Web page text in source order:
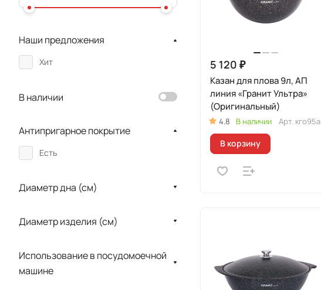
5 120 ₽
Казан для плова 9л, АП
линия «Гранит Ультра»
(Оригинальный)
4.8 В наличии Арт. кго95а
В корзину
Наши предложения
Хит
В наличии
Антипригарное покрытие
Есть
Диаметр дна (см)
Диаметр изделия (см)
Использование в посудомоечной
машине